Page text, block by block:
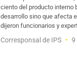
ciento del producto interno
desarrollo sino que afecta
dijeron funcionarios y
Corresponsal de IPS 9